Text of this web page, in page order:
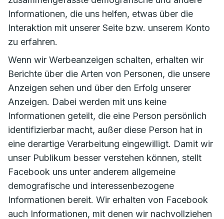
Informationen, die uns helfen, etwas über die
Interaktion mit unserer Seite bzw. unserem Konto
zu erfahren.
Wenn wir Werbeanzeigen schalten, erhalten wir
Berichte über die Arten von Personen, die unsere
Anzeigen sehen und über den Erfolg unserer
Anzeigen. Dabei werden mit uns keine
Informationen geteilt, die eine Person persönlich
identifizierbar macht, außer diese Person hat in
eine derartige Verarbeitung eingewilligt. Damit wir
unser Publikum besser verstehen können, stellt
Facebook uns unter anderem allgemeine
demografische und interessenbezogene
Informationen bereit. Wir erhalten von Facebook
auch Informationen, mit denen wir nachvollziehen